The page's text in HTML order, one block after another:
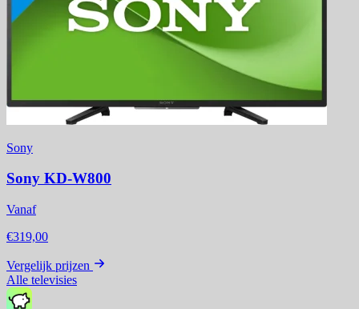
Sony
Sony KD-W800
Vanaf
€319,00
Vergelijk prijzen
Alle televisies